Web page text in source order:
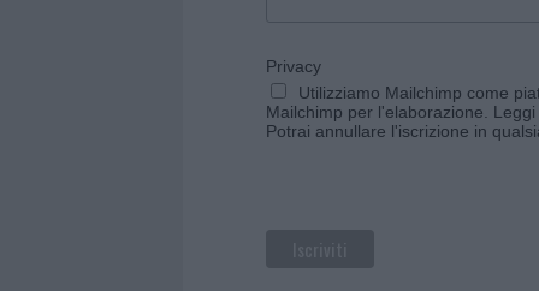
Privacy
Utilizziamo Mailchimp come
Mailchimp per l'elaborazione.
Potrai annullare l'iscrizione in